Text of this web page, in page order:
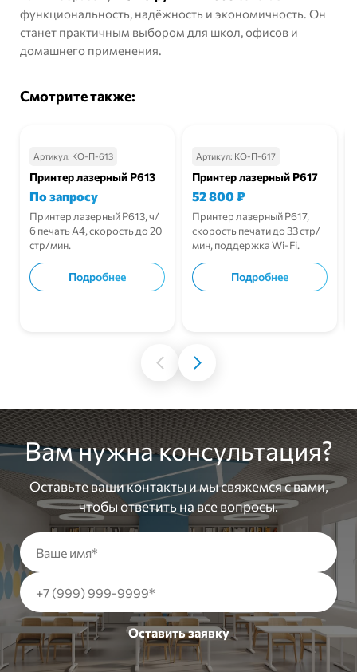
функциональность, надёжность и экономичность. Он
станет практичным выбором для школ, офисов и
домашнего применения.
Смотрите также:
Артикул: КО-П-613
Принтер лазерный Р613
По запросу
Принтер лазерный Р613, ч/
б печать A4, скорость до 20
стр/мин.
Подробнее
Артикул: КО-П-617
Принтер лазерный Р617
52 800₽
Принтер лазерный Р617,
скорость печати до 33 стр/
мин, поддержка Wi-Fi.
Подробнее
Вам нужна консультация?
Оставьте ваши контакты и мы свяжемся с вами,
чтобы ответить на все вопросы.